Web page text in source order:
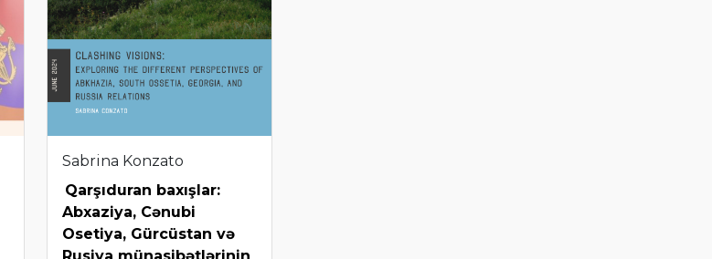
Sabrina Konzato
Qarşıduran baxışlar:
Abxaziya, Cənubi
Osetiya, Gürcüstan və
Rusiya münasibətlərinin